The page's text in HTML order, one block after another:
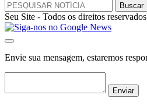
Seu Site - Todos os direitos
Envie sua mensagem, estaremos
Enviar